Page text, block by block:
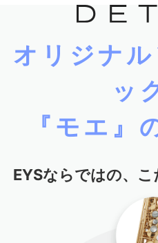
オリジナ
ッ
『モエ』
EYSならではの、こ